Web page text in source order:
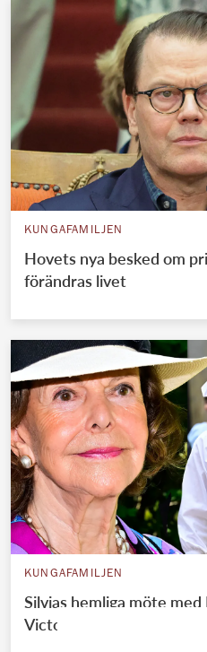
KUNGAFAMILJEN
Hovets nya besked om
förändras livet
KUNGAFAMILJEN
Silvias hemliga möte
Victorias äktenskap